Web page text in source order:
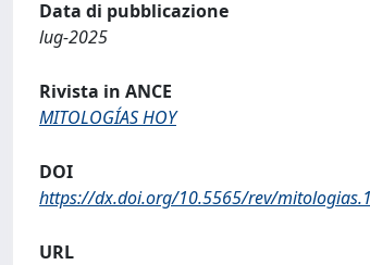
Data di pubblicazione
lug-2025
Rivista in ANCE
MITOLOGÍAS HOY
DOI
https://dx.doi.org/10.5565/rev/
URL